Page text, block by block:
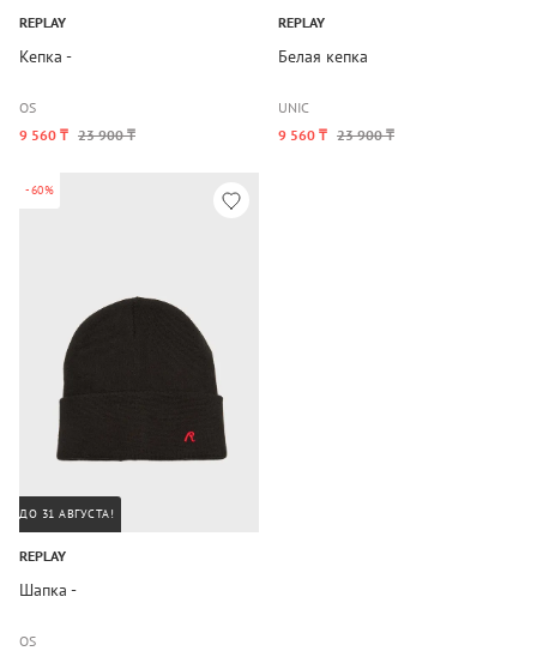
REPLAY
Кепка -
OS
9 560 ₸ 23 900 ₸
REPLAY
Белая кепка
UNIC
9 560 ₸ 23 900 ₸
-60%
ДО 31 АВГУСТА!
REPLAY
Шапка -
OS